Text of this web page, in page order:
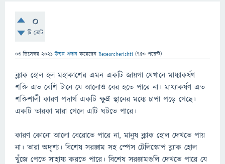
0
টি ভোট
03 ডিসেম্বর 2021 উত্তর প্রদান করেছেন Researcherishti (750 পয়েন্ট)
ব্ল্যাক হোল হল মহাকাশের এমন একটি জায়গা যেখানে মাধ্যাকর্ষণ
শক্তি এত বেশি টানে যে আলোও বের হতে পারে না। মাধ্যাকর্ষণ এত
শক্তিশালী কারণ পদার্থ একটি ক্ষুদ্র স্থানের মধ্যে চাপা পড়ে গেছে।
একটি তারকা মারা গেলে এটি ঘটতে পারে।
কারণ কোনো আলো বেরোতে পারে না, মানুষ ব্ল্যাক হোল দেখতে পায়
না। তারা অদৃশ্য। বিশেষ সরঞ্জাম সহ স্পেস টেলিস্কোপ ব্ল্যাক হোল
খুঁজে পেতে সাহায্য করতে পারে। বিশেষ সরঞ্জামগুলি দেখতে পারে যে